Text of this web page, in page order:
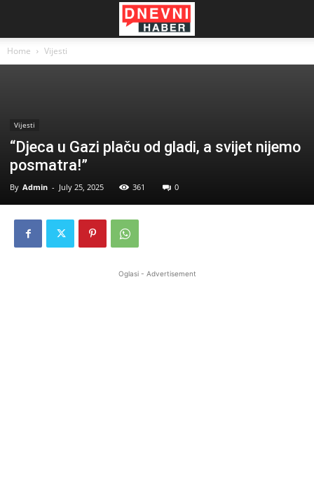
Home Vijesti
Vijesti
“Djeca u Gazi plaču od gladi, a svijet nijemo
posmatra!”
By Admin - July 25, 2025 361 0
Oglasi - Advertisement